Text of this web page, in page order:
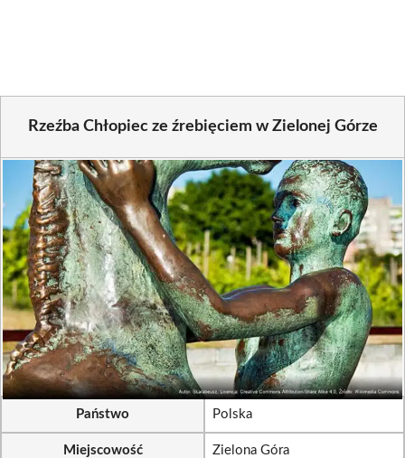
Rzeźba Chłopiec ze źrebięciem w Zielonej Górze
Państwo Polska
Miejscowość Zielona Góra